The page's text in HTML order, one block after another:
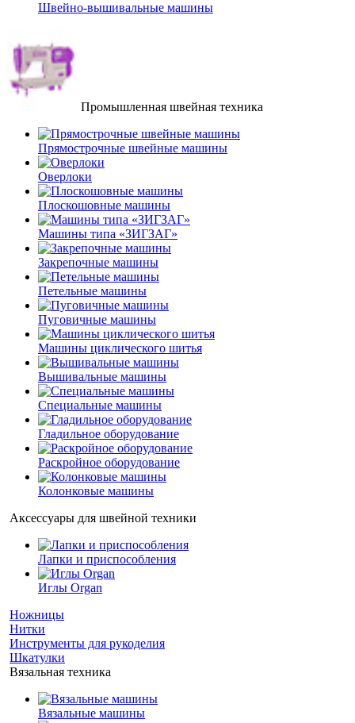
Швейно-вышивальные машины
Промышленная швейная техника
Прямострочные швейные машины
Оверлоки
Плоскошовные машины
Машины типа «ЗИГЗАГ»
Закрепочные машины
Петельные машины
Пуговичные машины
Машины циклического шитья
Вышивальные машины
Специальные машины
Гладильное оборудование
Раскройное оборудование
Колонковые машины
Аксессуары для швейной техники
Лапки и приспособления
Иглы Organ
Ножницы
Нитки
Инструменты для рукоделия
Шкатулки
Вязальная техника
Вязальные машины